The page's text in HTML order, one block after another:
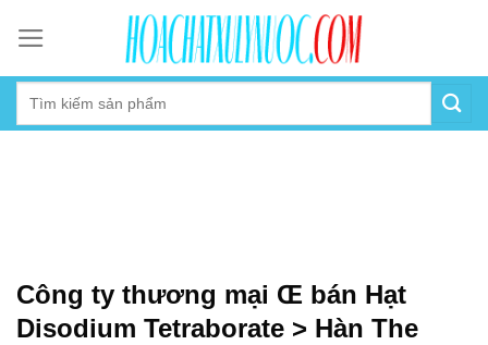
content
Công ty thương mại Œ bán Hạt
Disodium Tetraborate > Hàn The